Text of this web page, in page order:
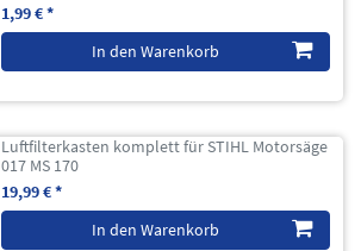
1,99 € *
In den Warenkorb
Luftfilterkasten komplett für STIHL Motorsäge
017 MS 170
19,99 € *
In den Warenkorb